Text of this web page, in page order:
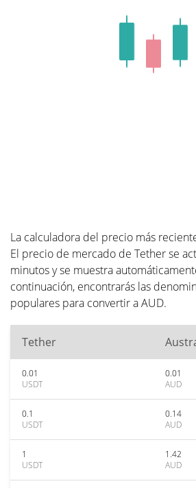
La calculadora del precio más
El precio de mercado de Tether se
minutos y se muestra
continuación, encontrarás las
populares para convertir a AUD.
Tether
0.01
USDT
0.01
AUD
0.1
USDT
0.14
AUD
1
USDT
1.42
AUD